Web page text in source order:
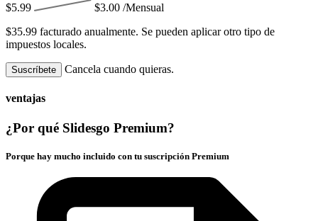
$5.99 $3.00 /Mensual
$35.99 facturado anualmente. Se pueden aplicar otro tipo de
impuestos locales.
Suscríbete Cancela cuando quieras.
ventajas
¿Por qué Slidesgo Premium?
Porque hay mucho incluido con tu suscripción Premium